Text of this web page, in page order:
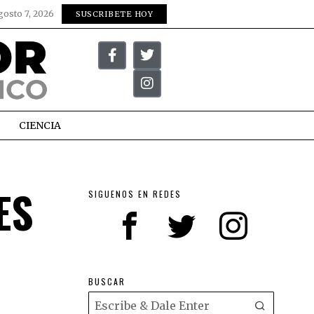
7, 2026 SUSCRIBETE HOY
CIENCIA
SIGUENOS EN REDES
BUSCAR